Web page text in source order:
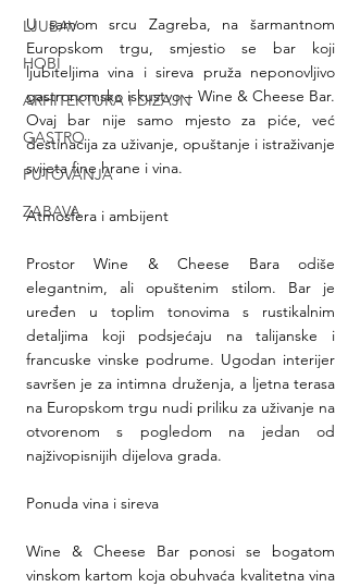
LJUBAV
HOBI
ARHITEKTURA I DIZAJN
GASTRO
PUTOVANJA
ZABAVA
U samom srcu Zagreba, na šarmantnom
Europskom trgu, smjestio se bar koji
ljubiteljima vina i sireva pruža neponovljivo
gastronomsko iskustvo – Wine & Cheese Bar.
Ovaj bar nije samo mjesto za piće, već
destinacija za uživanje, opuštanje i istraživanje
svijeta fine hrane i vina.
Atmosfera i ambijent
Prostor Wine & Cheese Bara odiše
elegantnim, ali opuštenim stilom. Bar je
uređen u toplim tonovima s rustikalnim
detaljima koji podsjećaju na talijanske i
francuske vinske podrume. Ugodan interijer
savršen je za intimna druženja, a ljetna terasa
na Europskom trgu nudi priliku za uživanje na
otvorenom s pogledom na jedan od
najživopisnijih dijelova grada.
Ponuda vina i sireva
Wine & Cheese Bar ponosi se bogatom
vinskom kartom koja obuhvaća kvalitetna vina